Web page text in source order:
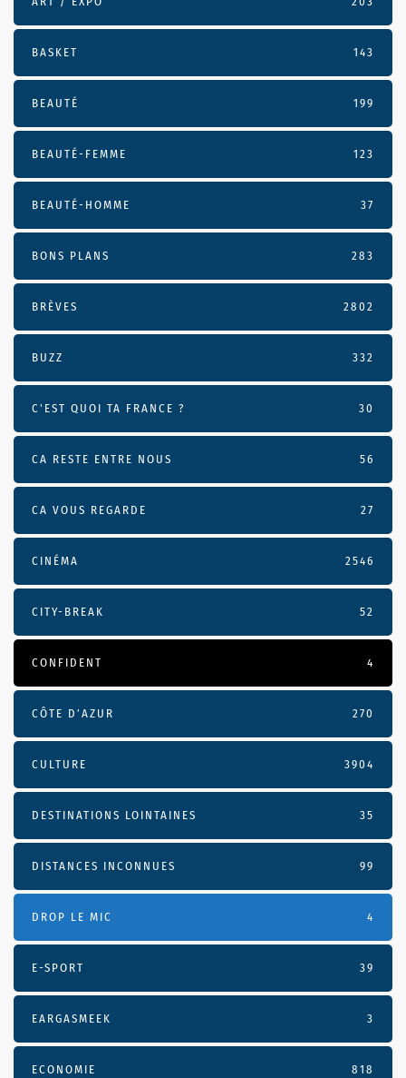
BASKET 143
BEAUTÉ 199
BEAUTÉ-FEMME 123
BEAUTÉ-HOMME 37
BONS PLANS 283
BRÈVES 2802
BUZZ 332
C'EST QUOI TA FRANCE ? 30
CA RESTE ENTRE NOUS 56
CA VOUS REGARDE 27
CINÉMA 2546
CITY-BREAK 52
CONFIDENT 4
CÔTE D’AZUR 270
CULTURE 3904
DESTINATIONS LOINTAINES 35
DISTANCES INCONNUES 99
DROP LE MIC 4
E-SPORT 39
EARGASMEEK 3
ECONOMIE 818